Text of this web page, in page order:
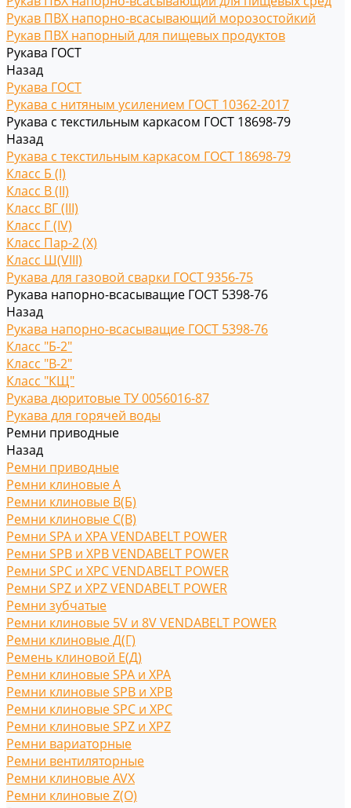
Рукав ПВХ напорно-всасывающий морозостойкий
Рукав ПВХ напорный для пищевых продуктов
Рукава ГОСТ
Назад
Рукава ГОСТ
Рукава с нитяным усилением ГОСТ 10362-2017
Рукава с текстильным каркасом ГОСТ 18698-79
Назад
Рукава с текстильным каркасом ГОСТ 18698-79
Класс Б (I)
Класс В (II)
Класс ВГ (III)
Класс Г (IV)
Класс Пар-2 (X)
Класс Ш(VIII)
Рукава для газовой сварки ГОСТ 9356-75
Рукава напорно-всасыващие ГОСТ 5398-76
Назад
Рукава напорно-всасыващие ГОСТ 5398-76
Класс "Б-2"
Класс "В-2"
Класс "КЩ"
Рукава дюритовые ТУ 0056016-87
Рукава для горячей воды
Ремни приводные
Назад
Ремни приводные
Ремни клиновые A
Ремни клиновые В(Б)
Ремни клиновые С(B)
Ремни SPA и XPA VENDABELT POWER
Ремни SPB и XPB VENDABELT POWER
Ремни SPC и XPC VENDABELT POWER
Ремни SPZ и XPZ VENDABELT POWER
Ремни зубчатые
Ремни клиновые 5V и 8V VENDABELT POWER
Ремни клиновые Д(Г)
Ремень клиновой Е(Д)
Ремни клиновые SPA и XPA
Ремни клиновые SPB и XPB
Ремни клиновые SPC и XPC
Ремни клиновые SPZ и XPZ
Ремни вариаторные
Ремни вентиляторные
Ремни клиновые AVX
Ремни клиновые Z(O)